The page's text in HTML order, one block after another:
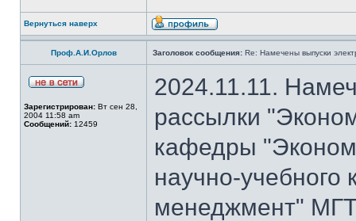
Вернуться наверх
Проф.А.И.Орлов Заголовок сообщения: Re: Намечены выпуски
Зарегистрирован: Вт сен 28,
2004 11:58 am
Сообщений: 12459
2024.11.11.
рассылки
кафедры
научно-
менеджмент"